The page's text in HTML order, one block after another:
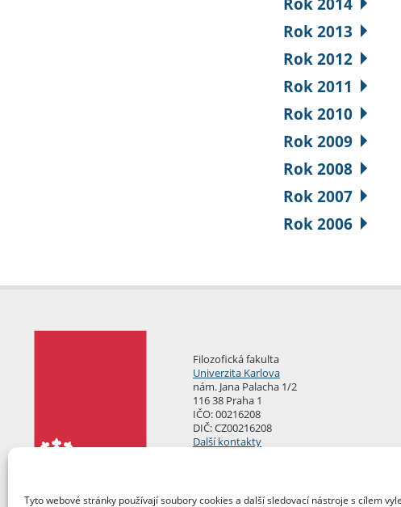
Tyto webové stránky používají soubory cookies a další sledovací nástroje s cílem
Rok 2013
Rok 2012
Rok 2011
Rok 2010
Rok 2009
Rok 2008
Rok 2007
Rok 2006
Filozofická fakulta
Univerzita Karlova
nám. Jana Palacha 1/2
116 38 Praha 1
IČO: 00216208
DIČ: CZ00216208
Další kontakty